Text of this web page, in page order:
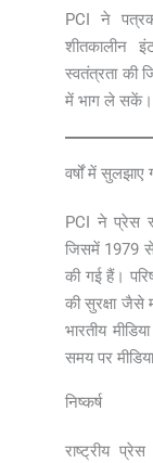
PCI ने
शीतकालीन
स्वतंत्रता की
में भाग ले सकें।
वर्षों में सुलझाए
PCI ने प्रेस
जिसमें 1979
की गई हैं।
की सुरक्षा जैसे
भारतीय
समय पर
निष्कर्ष
राष्ट्रीय